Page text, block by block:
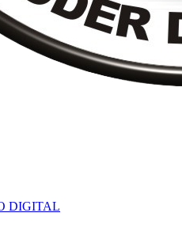
DIGITAL